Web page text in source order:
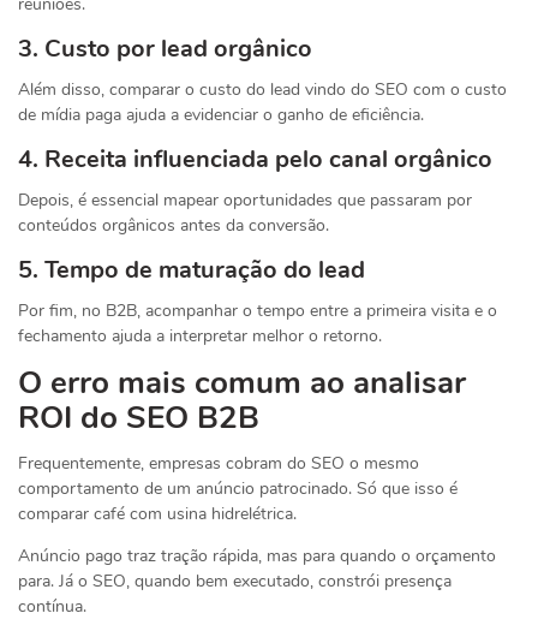
3. Custo por lead orgânico
Além disso, comparar o custo do lead vindo do SEO com o custo
de mídia paga ajuda a evidenciar o ganho de eficiência.
4. Receita influenciada pelo canal orgânico
Depois, é essencial mapear oportunidades que passaram por
conteúdos orgânicos antes da conversão.
5. Tempo de maturação do lead
Por fim, no B2B, acompanhar o tempo entre a primeira visita e o
fechamento ajuda a interpretar melhor o retorno.
O erro mais comum ao analisar
ROI do SEO B2B
Frequentemente, empresas cobram do SEO o mesmo
comportamento de um anúncio patrocinado. Só que isso é
comparar café com usina hidrelétrica.
Anúncio pago traz tração rápida, mas para quando o orçamento
para. Já o SEO, quando bem executado, constrói presença
contínua.